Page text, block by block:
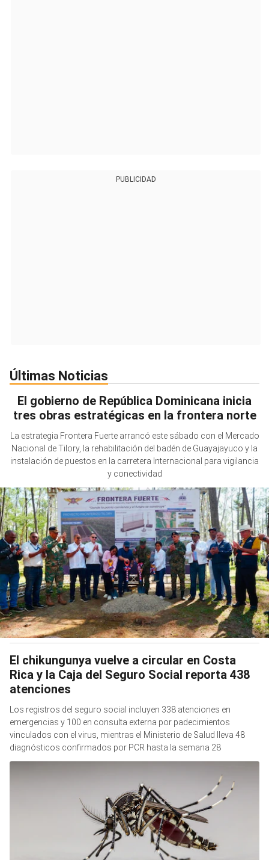
PUBLICIDAD
Últimas Noticias
El gobierno de República Dominicana inicia
tres obras estratégicas en la frontera norte
La estrategia Frontera Fuerte arrancó este sábado con el Mercado
Nacional de Tilory, la rehabilitación del badén de Guayajayuco y la
instalación de puestos en la carretera Internacional para vigilancia
y conectividad
El chikungunya vuelve a circular en Costa
Rica y la Caja del Seguro Social reporta 438
atenciones
Los registros del seguro social incluyen 338 atenciones en
emergencias y 100 en consulta externa por padecimientos
vinculados con el virus, mientras el Ministerio de Salud lleva 48
diagnósticos confirmados por PCR hasta la semana 28